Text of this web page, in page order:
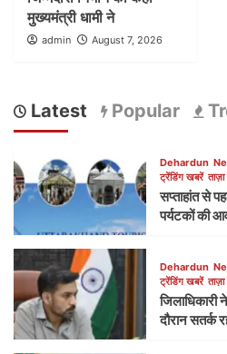
मुख्यमंत्री धामी ने
admin August 7, 2026
Latest Popular
Dehardun
ट्रेंडिंग खबरें
सप्ताहांत से
पर्यटकों की
Dehardun
ट्रेंडिंग खबरें
जिलाधिकारी
दौरान सतर्क